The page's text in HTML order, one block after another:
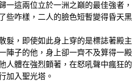
一這兩位立於一洲之巔的最佳強者，
些咋樣，二人的臉色短暫變得昏天黑
髮，即使如此身上穿的是標誌著殿主
陣子的他，身上卻一齊不及算得一殿
人體在強烈顫著，在怒吼聲中瘋狂的
加入聖光塔。